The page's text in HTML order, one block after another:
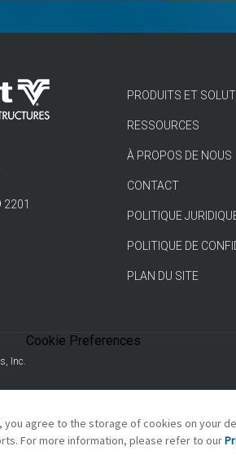
2201
PRODUITS ET
RESSOURCES
À PROPOS DE NOUS
CONTACT
POLITIQUE
POLITIQUE DE
PLAN DU SITE
Inc.
you agree to the storage of cookies on your
For more information, please refer to our
Cookie Preferences